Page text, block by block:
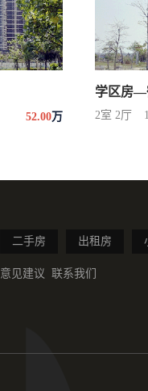
52.00万
学区房
2室 2厅
二手房 出租房
意见建议 联系我们